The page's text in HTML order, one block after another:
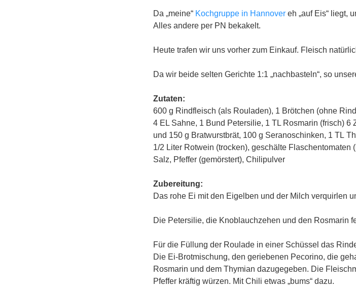
Da „meine“ Kochgruppe in Hannover eh „auf Eis“ liegt,
Alles andere per PN bekakelt.
Heute trafen wir uns vorher zum Einkauf. Fleisch
Da wir beide selten Gerichte 1:1 „nachbasteln“, so
Zutaten:
600 g Rindfleisch (als Rouladen), 1 Brötchen (ohne
4 EL Sahne, 1 Bund Petersilie, 1 TL Rosmarin (frisch)
und 150 g Bratwurstbrät, 100 g Seranoschinken, 1 TL
1/2 Liter Rotwein (trocken), geschälte
Salz, Pfeffer (gemörstert), Chilipulver
Zubereitung:
Das rohe Ei mit den Eigelben und der Milch verquirlen
Die Petersilie, die Knoblauchzehen und den Rosmarin
Für die Füllung der Roulade in einer Schüssel das
Die Ei-Brotmischung, den geriebenen Pecorino, die
Rosmarin und dem Thymian dazugegeben. Die
Pfeffer kräftig würzen. Mit Chili etwas „bums“ dazu.